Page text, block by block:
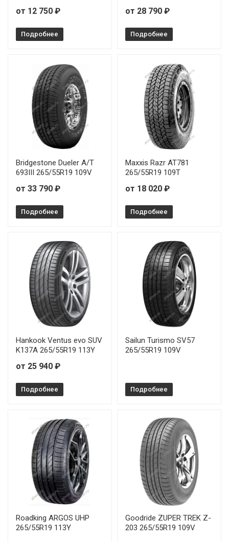
от 12 750 ₽
Подробнее
от 28 790 ₽
Подробнее
Bridgestone Dueler A/T
693III 265/55R19 109V
от 33 790 ₽
Подробнее
Maxxis Razr AT781
265/55R19 109T
от 18 020 ₽
Подробнее
Hankook Ventus evo SUV
K137A 265/55R19 113Y
от 25 940 ₽
Подробнее
Sailun Turismo SV57
265/55R19 109V
Подробнее
Roadking ARGOS UHP
265/55R19 113Y
Goodride ZUPER TREK Z-
203 265/55R19 109V